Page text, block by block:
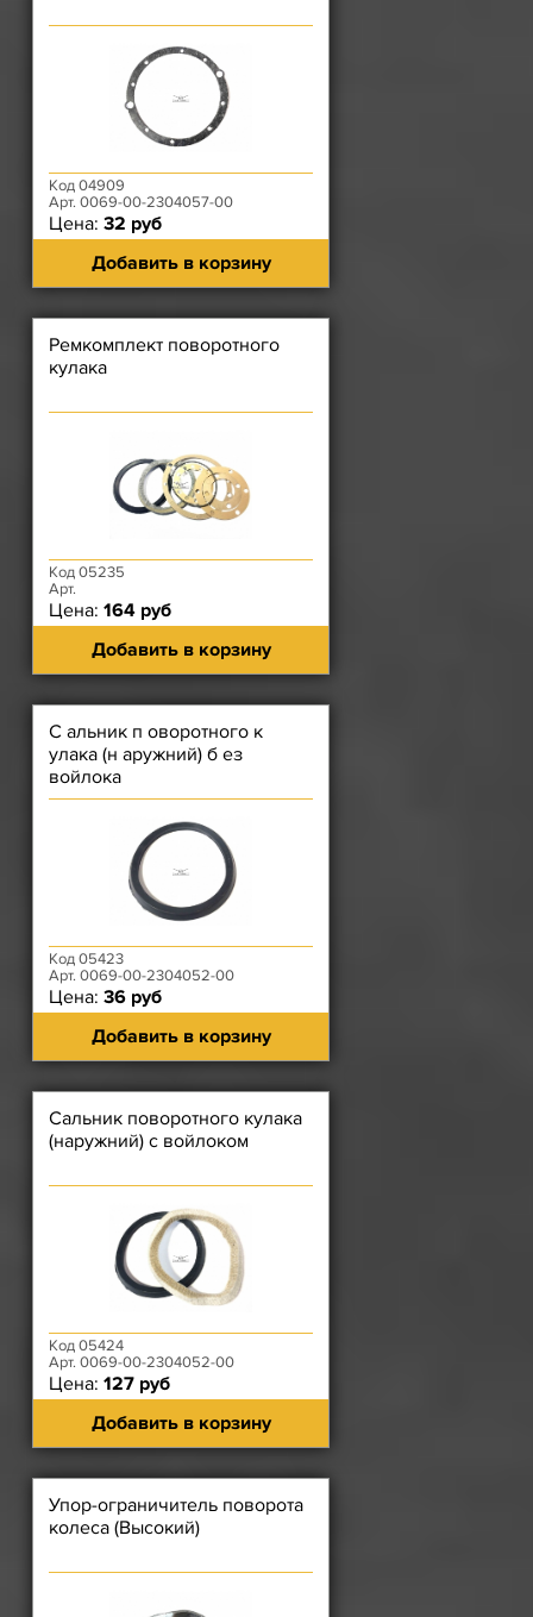
Код 04909
Арт. 0069-00-2304057-00
Цена: 32 руб
Добавить в корзину
Ремкомплект поворотного
кулака
Код 05235
Арт.
Цена: 164 руб
Добавить в корзину
С альник п оворотного к
улака (н аружний) б ез
войлока
Код 05423
Арт. 0069-00-2304052-00
Цена: 36 руб
Добавить в корзину
Сальник поворотного кулака
(наружний) с войлоком
Код 05424
Арт. 0069-00-2304052-00
Цена: 127 руб
Добавить в корзину
Упор-ограничитель поворота
колеса (Высокий)